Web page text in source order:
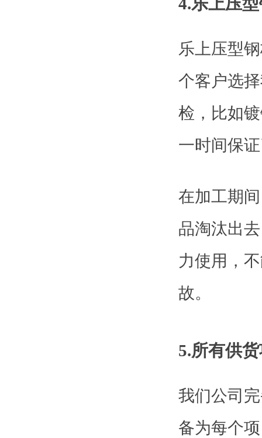
4.乐上压
乐上压型
个客户选
检，比如
一时间保
在加工期
品淘汰出
力使用，
故。
5.所有供
我们公司
备为每个